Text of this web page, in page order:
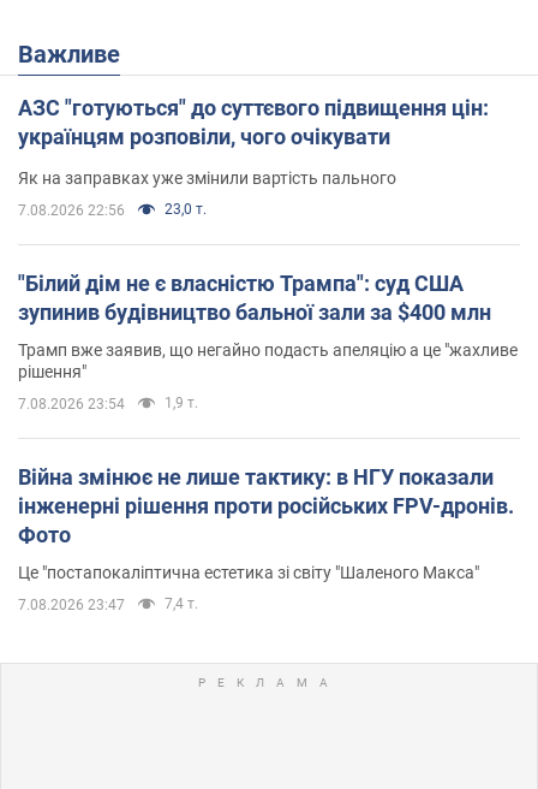
Важливе
АЗС "готуються" до суттєвого підвищення цін:
українцям розповіли, чого очікувати
Як на заправках уже змінили вартість пального
7.08.2026 22:56 23,0 т.
"Білий дім не є власністю Трампа": суд США
зупинив будівництво бальної зали за $400 млн
Трамп вже заявив, що негайно подасть апеляцію а це "жахливе
рішення"
7.08.2026 23:54 1,9 т.
Війна змінює не лише тактику: в НГУ показали
інженерні рішення проти російських FPV-дронів.
Фото
Це "постапокаліптична естетика зі світу "Шаленого Макса"
7.08.2026 23:47 7,4 т.